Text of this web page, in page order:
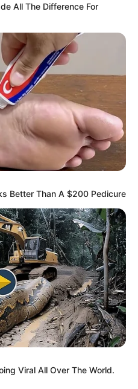
All The Difference For
Better Than A $200 Pedicure
Viral All Over The World.